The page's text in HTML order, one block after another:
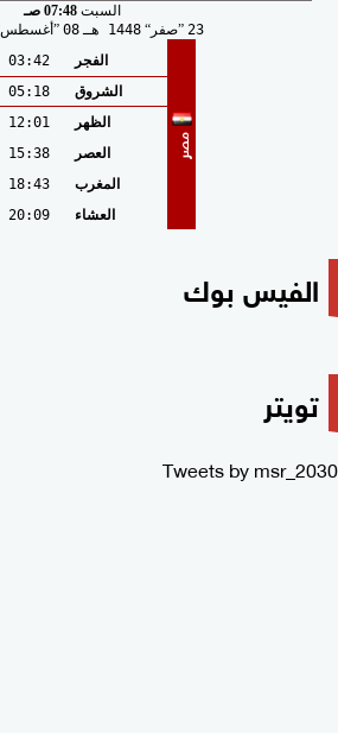
السبت 07:48 صـ
23
صفر 1448 هـ 08 أغسطس
مصر
الفجر
03:42
الشروق
05:18
الظهر
12:01
العصر
15:38
المغرب
18:43
العشاء
20:09
الفيس بوك
تويتر
Tweets by msr_2030